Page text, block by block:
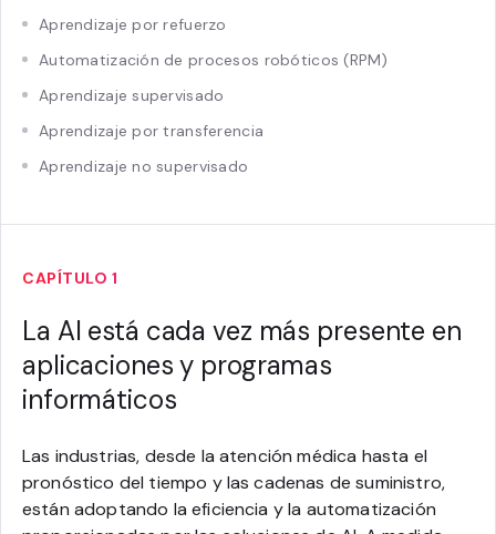
Aprendizaje por refuerzo
Automatización de procesos robóticos (RPM)
Aprendizaje supervisado
Aprendizaje por transferencia
Aprendizaje no supervisado
CAPÍTULO 1
La AI está cada vez más presente en
aplicaciones y programas
informáticos
Las industrias, desde la atención médica hasta el
pronóstico del tiempo y las cadenas de suministro,
están adoptando la eficiencia y la automatización